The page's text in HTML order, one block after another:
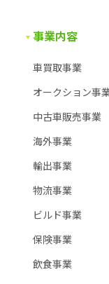
事業内容
車買取事業
オークション事
中古車販売事業
海外事業
輸出事業
物流事業
ビルド事業
保険事業
飲食事業